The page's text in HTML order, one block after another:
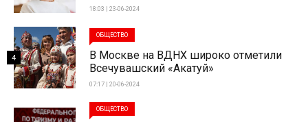
18:03 | 23-06-2024
ОБЩЕСТВО
В Москве на ВДНХ широко отметили
Всечувашский «Акатуй»
07:17 | 20-06-2024
4
ОБЩЕСТВО